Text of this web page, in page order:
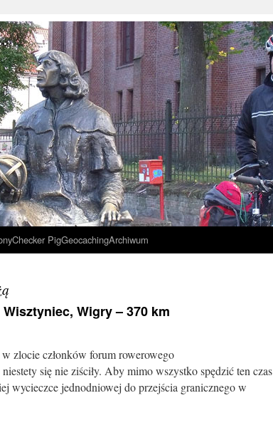
Checker PigGeocachingArchiwum
Wigry – 370 km
zlocie członków forum rowerowego
się nie ziściły. Aby mimo wszystko spędzić ten czas
wycieczce jednodniowej do przejścia granicznego w